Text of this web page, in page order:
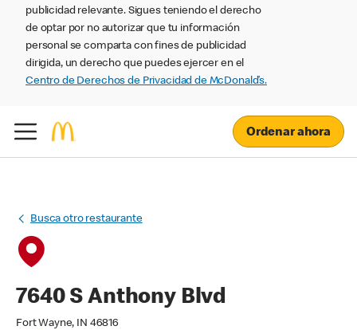
publicidad relevante. Sigues teniendo el derecho
de optar por no autorizar que tu información
personal se comparta con fines de publicidad
dirigida, un derecho que puedes ejercer en el
Centro de Derechos de Privacidad de McDonald’s.
Ordenar ahora
Busca otro restaurante
7640 S Anthony Blvd
Fort Wayne, IN 46816